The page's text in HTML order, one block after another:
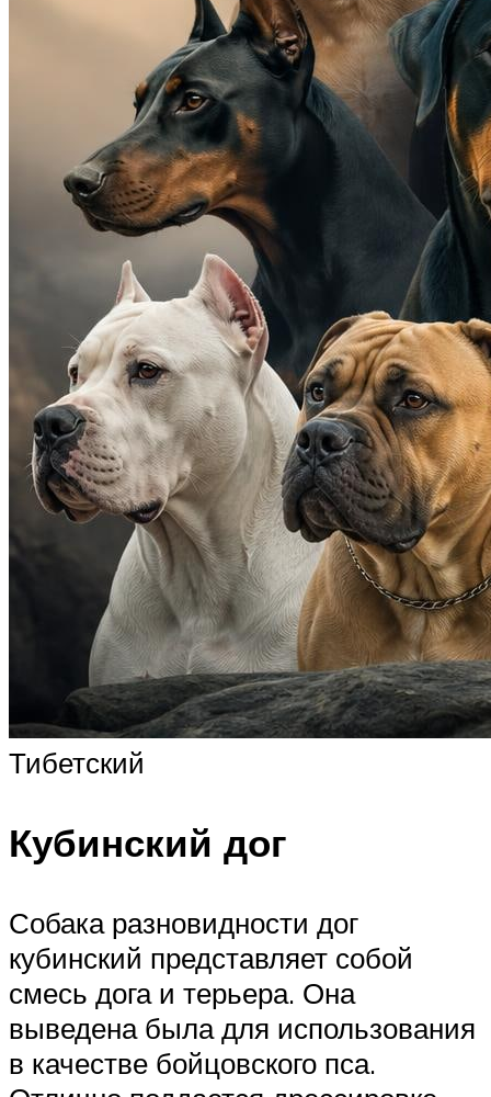
Тибетский
Кубинский дог
Собака разновидности дог
кубинский представляет собой
смесь дога и терьера. Она
выведена была для использования
в качестве бойцовского пса.